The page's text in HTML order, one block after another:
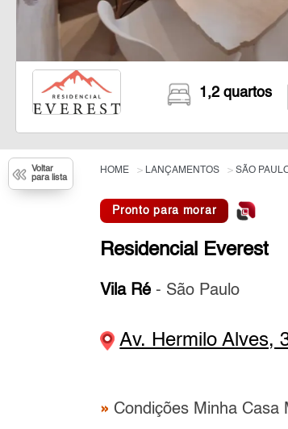
1,2 quartos
Voltar
para lista
HOME LANÇAMENTOS SÃO
Pronto para morar
Residencial Everest
Vila Ré - São Paulo
Av. Hermilo Alves,
» Condições Minha Casa